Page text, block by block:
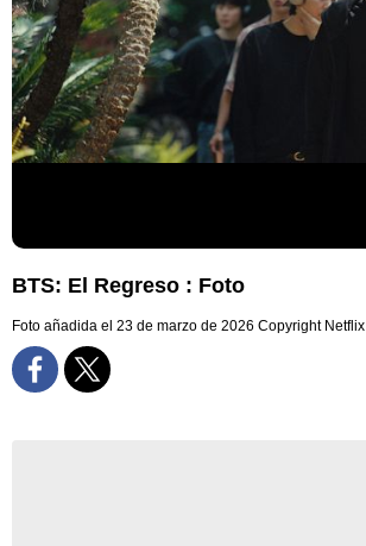
BTS: El Regreso : Foto
Foto añadida el 23 de marzo de 2026 Copyright Netflix